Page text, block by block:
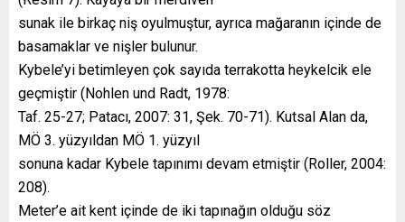
sunak ile birkaç niş oyulmuştur, ayrıca mağaranın içinde de
basamaklar ve nişler bulunur.
Kybele’yi betimleyen çok sayıda terrakotta heykelcik ele
geçmiştir (Nohlen und Radt, 1978:
Taf. 25-27; Patacı, 2007: 31, Şek. 70-71). Kutsal Alan da,
MÖ 3. yüzyıldan MÖ 1. yüzyıl
sonuna kadar Kybele tapınımı devam etmiştir (Roller, 2004:
208).
Meter’e ait kent içinde de iki tapınağın olduğu söz